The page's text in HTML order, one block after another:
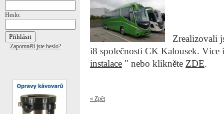
Heslo:
Zapomněli jste heslo?
Zrealizovali
i8 společnosti CK Kalousek. Více
instalace " nebo klikněte ZDE.
« Zpět